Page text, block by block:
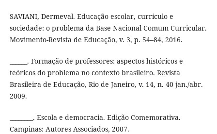
SAVIANI, Dermeval. Educação escolar, currículo e
sociedade: o problema da Base Nacional Comum Curricular.
Movimento-Revista de Educação, v. 3, p. 54–84, 2016.
______. Formação de professores: aspectos históricos e
teóricos do problema no contexto brasileiro. Revista
Brasileira de Educação, Rio de Janeiro, v. 14, n. 40 jan./abr.
2009.
________. Escola e democracia. Edição Comemorativa.
Campinas: Autores Associados, 2007.